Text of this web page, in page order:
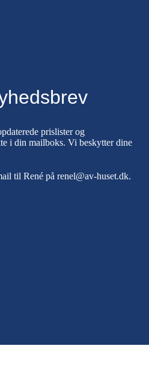
prislister og
i din mailboks. Vi beskytter dine
til René på renel@av-huset.dk.